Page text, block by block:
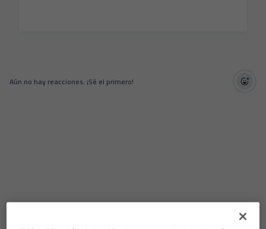
Aún no hay reacciones. ¡Sé el primero!